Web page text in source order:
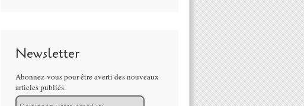
Newsletter
Abonnez-vous pour être averti des nouveaux
articles publiés.
Email